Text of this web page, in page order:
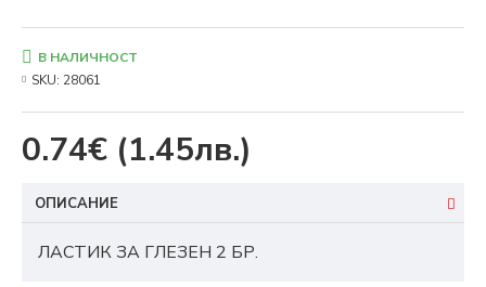
0.74€ (1.45лв.)
В НАЛИЧНОСТ
SKU: 28061
ОПИСАНИЕ
ЛАСТИК ЗА ГЛЕЗЕН 2 БР.